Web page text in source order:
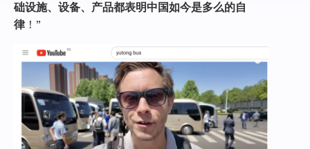
础设施、设备、产品都表明中国如今是多么的自
律！”